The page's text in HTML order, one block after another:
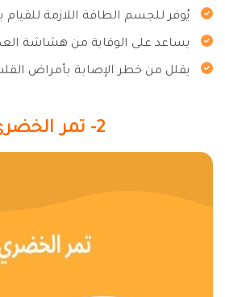
يُوفر للجسم الطاقة اللازمة للقيام
يساعد على الوقاية من هشاشة
يقلل من خطر الإصابة بأمراض
2- تمر الخضري